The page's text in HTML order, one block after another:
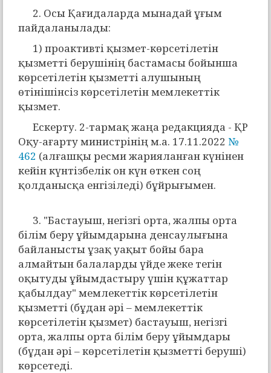
2. Осы Қағидаларда мынадай ұғым
пайдаланылады:
1) проактивті қызмет-көрсетілетін
қызметті берушінің бастамасы бойынша
көрсетілетін қызметті алушының
өтінішінсіз көрсетілетін мемлекеттік
қызмет.
Ескерту. 2-тармақ жаңа редакцияда - ҚР
Оқу-ағарту министрінің м.а. 17.11.2022 №
462 (алғашқы ресми жарияланған күнінен
кейін күнтізбелік он күн өткен соң
қолданысқа енгізіледі) бұйрығымен.
3. "Бастауыш, негізгі орта, жалпы орта
білім беру ұйымдарына денсаулығына
байланысты ұзақ уақыт бойы бара
алмайтын балаларды үйде жеке тегін
оқытуды ұйымдастыру үшін құжаттар
қабылдау" мемлекеттік көрсетілетін
қызметті (бұдан әрі – мемлекеттік
көрсетілетін қызмет) бастауыш, негізгі
орта, жалпы орта білім беру ұйымдары
(бұдан әрі – көрсетілетін қызметті беруші)
көрсетеді.